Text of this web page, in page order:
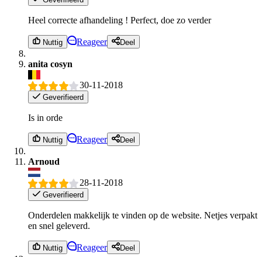
Heel correcte afhandeling ! Perfect, doe zo verder
Nuttig Reageer Deel
anita cosyn
30-11-2018
Geverifieerd
Is in orde
Nuttig Reageer Deel
Arnoud
28-11-2018
Geverifieerd
Onderdelen makkelijk te vinden op de website. Netjes verpakt
en snel geleverd.
Nuttig Reageer Deel